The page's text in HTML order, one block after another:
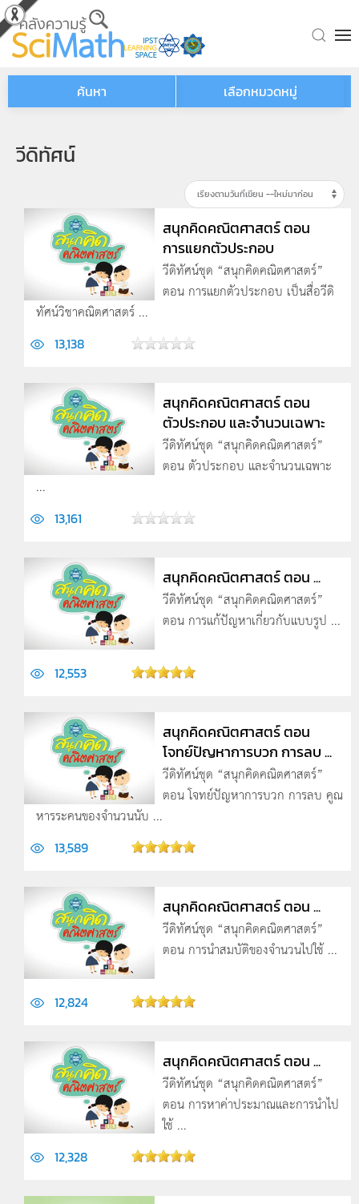
Skip to main content
ค้นหา เลือกหมวดหมู่
วีดิทัศน์
สนุกคิดคณิตศาสตร์ ตอน
การแยกตัวประกอบ
วีดิทัศน์ชุด “สนุกคิดคณิตศาสตร์”
ตอน การแยกตัวประกอบ เป็นสื่อวีดิ
ทัศน์วิชาคณิตศาสตร์ ...
13,138
สนุกคิดคณิตศาสตร์ ตอน
ตัวประกอบ และจำนวนเฉพาะ
วีดิทัศน์ชุด “สนุกคิดคณิตศาสตร์”
ตอน ตัวประกอบ และจำนวนเฉพาะ
...
13,161
สนุกคิดคณิตศาสตร์ ตอน ...
วีดิทัศน์ชุด “สนุกคิดคณิตศาสตร์”
ตอน การแก้ปัญหาเกี่ยวกับแบบรูป ...
12,553
สนุกคิดคณิตศาสตร์ ตอน
โจทย์ปัญหาการบวก การลบ ...
วีดิทัศน์ชุด “สนุกคิดคณิตศาสตร์”
ตอน โจทย์ปัญหาการบวก การลบ คูณ
หารระคนของจำนวนนับ ...
13,589
สนุกคิดคณิตศาสตร์ ตอน ...
วีดิทัศน์ชุด “สนุกคิดคณิตศาสตร์”
ตอน การนำสมบัติของจำนวนไปใช้ ...
12,824
สนุกคิดคณิตศาสตร์ ตอน ...
วีดิทัศน์ชุด “สนุกคิดคณิตศาสตร์”
ตอน การหาค่าประมาณและการนำไป
ใช้ ...
12,328